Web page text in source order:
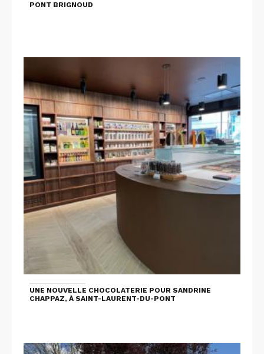
PONT BRIGNOUD
UNE NOUVELLE CHOCOLATERIE POUR SANDRINE
CHAPPAZ, À SAINT-LAURENT-DU-PONT